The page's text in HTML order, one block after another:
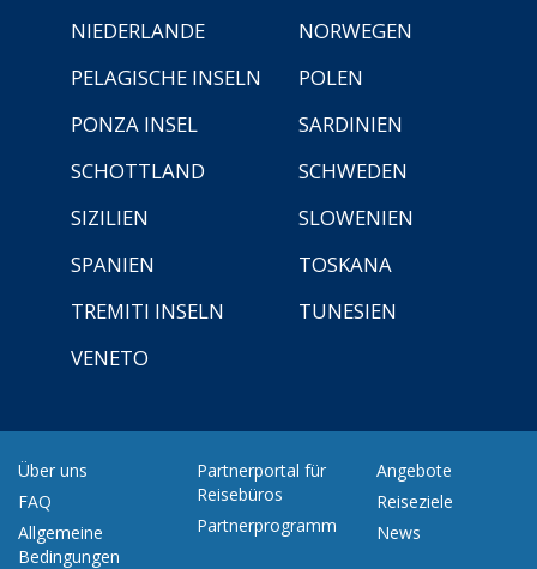
NIEDERLANDE
NORWEGEN
PELAGISCHE INSELN
POLEN
PONZA INSEL
SARDINIEN
SCHOTTLAND
SCHWEDEN
SIZILIEN
SLOWENIEN
SPANIEN
TOSKANA
TREMITI INSELN
TUNESIEN
VENETO
Über uns
FAQ
Allgemeine
Bedingungen
Partnerportal für
Reisebüros
Partnerprogramm
Angebote
Reiseziele
News